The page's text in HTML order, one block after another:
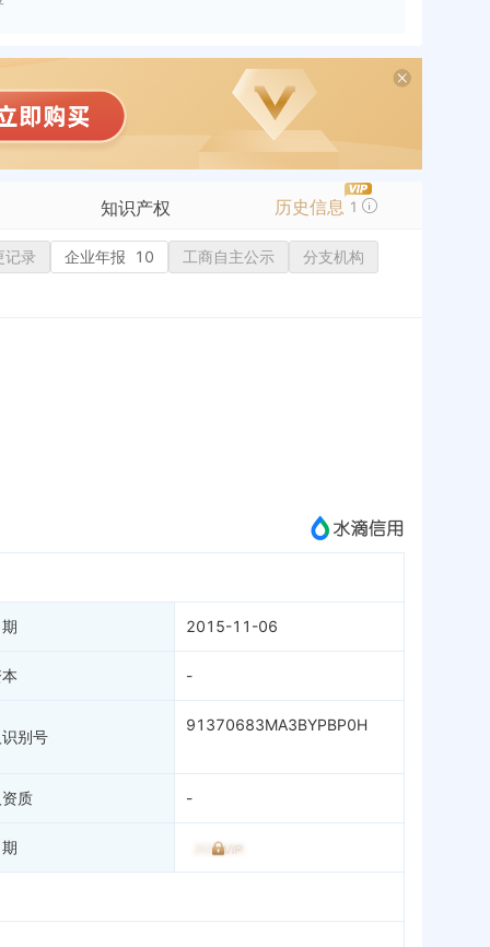
知识产权 历史信息 1
商标信息
成为vip查看
记录 企业年报 10 工商自主公示 分支机构
2015-11-06
-
别号
91370683MA3BYPBP0H
质 -